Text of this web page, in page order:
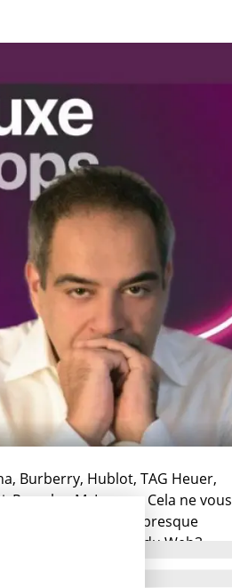
Burberry, Hublot, TAG Heuer,
Porsche, McLaren… Cela ne vous
de luxe ont presque
autres joyeusetés du Web3.